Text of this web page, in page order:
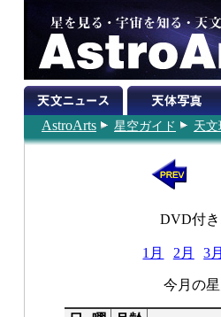
AstroArts 星空ガイド 天
DVD付
1月 2月 3月
今月の